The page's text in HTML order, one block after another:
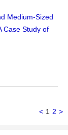
Medium-Sized
Case Study of
< 1 2 >